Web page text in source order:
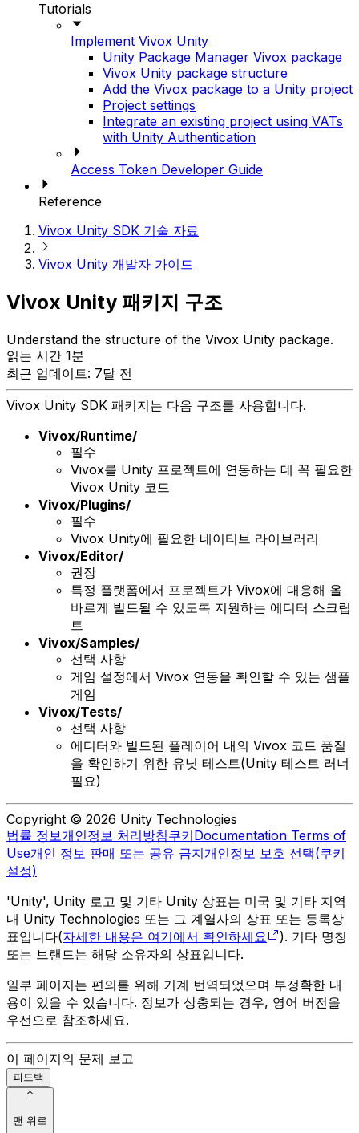
Tutorials
Implement Vivox Unity
Unity Package Manager Vivox package
Vivox Unity package structure
Add the Vivox package to a Unity project
Project settings
Integrate an existing project using VATs
with Unity Authentication
Access Token Developer Guide
Reference
Vivox Unity SDK 기술 자료
Vivox Unity 개발자 가이드
Vivox Unity 패키지 구조
Understand the structure of the Vivox Unity package.
읽는 시간 1분
최근 업데이트: 7달 전
Vivox Unity SDK 패키지는 다음 구조를 사용합니다.
Vivox/Runtime/
필수
Vivox를 Unity 프로젝트에 연동하는 데 꼭 필요한
Vivox Unity 코드
Vivox/Plugins/
필수
Vivox Unity에 필요한 네이티브 라이브러리
Vivox/Editor/
권장
특정 플랫폼에서 프로젝트가 Vivox에 대응해 올
바르게 빌드될 수 있도록 지원하는 에디터 스크립
트
Vivox/Samples/
선택 사항
게임 설정에서 Vivox 연동을 확인할 수 있는 샘플
게임
Vivox/Tests/
선택 사항
에디터와 빌드된 플레이어 내의 Vivox 코드 품질
을 확인하기 위한 유닛 테스트(Unity 테스트 러너
필요)
Copyright © 2026 Unity Technologies
법률 정보개인정보 처리방침쿠키Documentation Terms of
Use개인 정보 판매 또는 공유 금지개인정보 보호 선택(쿠키
설정)
'Unity', Unity 로고 및 기타 Unity 상표는 미국 및 기타 지역
내 Unity Technologies 또는 그 계열사의 상표 또는 등록상
표입니다(자세한 내용은 여기에서 확인하세요
). 기타 명칭
또는 브랜드는 해당 소유자의 상표입니다.
일부 페이지는 편의를 위해 기계 번역되었으며 부정확한 내
용이 있을 수 있습니다. 정보가 상충되는 경우, 영어 버전을
우선으로 참조하세요.
이 페이지의 문제 보고
피드백
맨 위로